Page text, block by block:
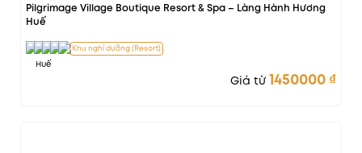
Pilgrimage Village Boutique Resort & Spa – Làng Hành Hương
Huế
Khu nghỉ dưỡng (Resort)
Huế
Giá từ1450000 ₫